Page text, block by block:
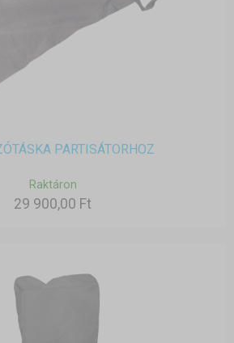
PARTISÁTORHOZ
Raktáron
29 900,00 Ft